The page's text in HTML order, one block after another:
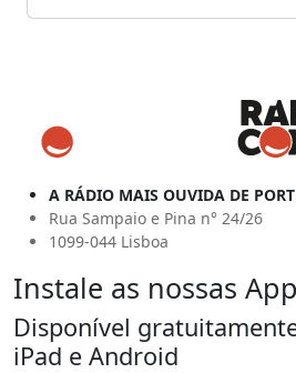
A RÁDIO MAIS OUVIDA DE
Rua Sampaio e Pina n° 24/26
1099-044 Lisboa
Instale as nossas
Disponível
iPad e Android